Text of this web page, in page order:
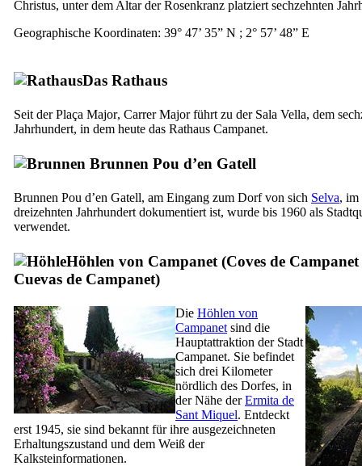
Christus, unter dem Altar der Rosenkranz platziert sechzehnten
Geographische Koordinaten: 39° 47’ 35” N ; 2° 57’ 48” E
Das Rathaus
Seit derPlaça Major, Carrer Majorführt zu der Sala Vella, dem
Jahrhundert, in dem heute das Rathaus Campanet.
Brunnen Pou d’en Gatell
Brunnen Pou d’en Gatell, am Eingang zum Dorf von sich Selva, im
dreizehnten Jahrhundert dokumentiert ist, wurde bis 1960 als
verwendet.
Höhlen von Campanet (Coves de Campanet
Cuevas de Campanet)
Die Höhlen von
Campanet sind die
Hauptattraktion der Stadt
Campanet. Sie befindet
sich drei Kilometer
nördlich des Dorfes, in
der Nähe derErmita de
Sant Miquel. Entdeckt
erst 1945, sie sind bekannt für ihre ausgezeichneten
Erhaltungszustand und dem Weiß der
Kalksteinformationen.